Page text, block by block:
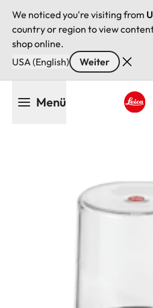
We noticed you're visiting from
country or region to view
shop online.
USA (English)
Weiter
Menü